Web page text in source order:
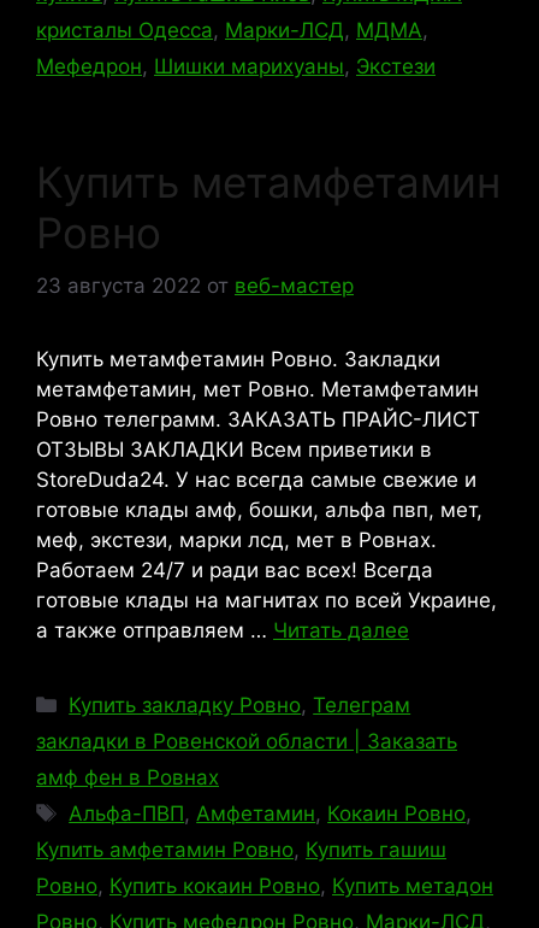
кристалы Одесса, Марки-ЛСД, МДМА,
Мефедрон, Шишки марихуаны, Экстези
Купить метамфетамин
Ровно
23 августа 2022 от веб-мастер
Купить метамфетамин Ровно. Закладки
метамфетамин, мет Ровно. Метамфетамин
Ровно телеграмм. ЗАКАЗАТЬ ПРАЙС-ЛИСТ
ОТЗЫВЫ ЗАКЛАДКИ Всем приветики в
StoreDuda24. У нас всегда самые свежие и
готовые клады амф, бошки, альфа пвп, мет,
меф, экстези, марки лсд, мет в Ровнах.
Работаем 24/7 и ради вас всех! Всегда
готовые клады на магнитах по всей Украине,
а также отправляем … Читать далее
Рубрики
Купить закладку Ровно,Телеграм
закладки в Ровенской области | Заказать
амф фен в Ровнах
Метки
Альфа-ПВП,Амфетамин, Кокаин Ровно,
Купить амфетамин Ровно, Купить гашиш
Ровно, Купить кокаин Ровно, Купить метадон
Ровно, Купить мефедрон Ровно, Марки-ЛСД,